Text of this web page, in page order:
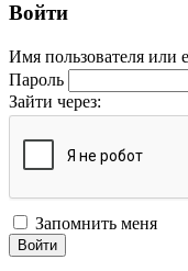
Войти
Имя пользователя или
Пароль
Зайти через:
Запомнить меня
Войти